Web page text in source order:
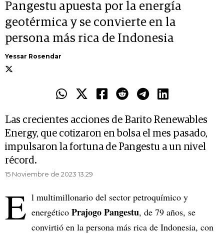
Pangestu apuesta por la energía
geotérmica y se convierte en la
persona más rica de Indonesia
Yessar Rosendar
Las crecientes acciones de Barito Renewables
Energy, que cotizaron en bolsa el mes pasado,
impulsaron la fortuna de Pangestu a un nivel
récord.
15 Noviembre de 2023 13.29
E l multimillonario del sector petroquímico y
energético Prajogo Pangestu, de 79 años, se
convirtió en la persona más rica de Indonesia, con